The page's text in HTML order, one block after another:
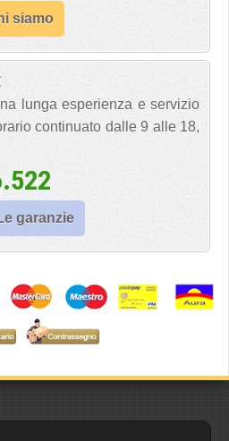
siamo
lunga esperienza e servizio
continuato dalle 9 alle 18,
garanzie